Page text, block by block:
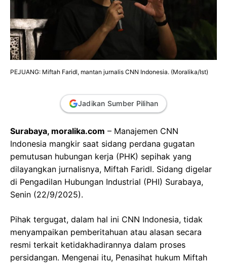
PEJUANG: Miftah Faridl, mantan jurnalis CNN Indonesia. (Moralika/Ist)
Jadikan Sumber Pilihan
Surabaya, moralika.com – Manajemen CNN
Indonesia mangkir saat sidang perdana gugatan
pemutusan hubungan kerja (PHK) sepihak yang
dilayangkan jurnalisnya, Miftah Faridl. Sidang digelar
di Pengadilan Hubungan Industrial (PHI) Surabaya,
Senin (22/9/2025).
Pihak tergugat, dalam hal ini CNN Indonesia, tidak
menyampaikan pemberitahuan atau alasan secara
resmi terkait ketidakhadirannya dalam proses
persidangan. Mengenai itu, Penasihat hukum Miftah